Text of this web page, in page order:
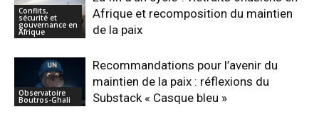
Conflits,
sécurité et
gouvernance en
Afrique
Afrique et recomposition du maintien
de la paix
Observatoire
Boutros-Ghali
Recommandations pour l’avenir du
maintien de la paix : réflexions du
Substack « Casque bleu »